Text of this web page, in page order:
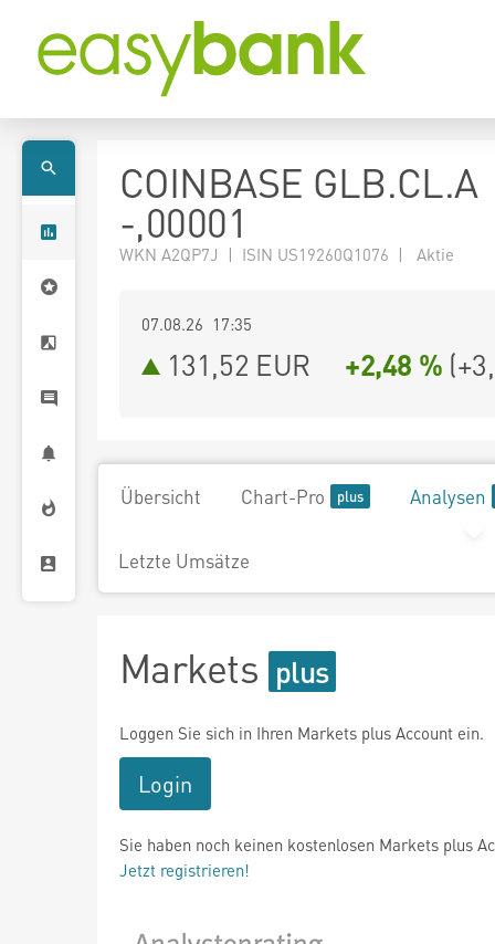
COINBASE GLB.CL.A
-,00001
WKN A2QP7J | ISIN US19260Q1076 | Aktie
07.08.26 17:35
131,52 EUR +2,48 % (
Übersicht Chart-Pro Analysen
Letzte Umsätze
Markets
Loggen Sie sich in Ihren Markets plus Account ein.
Login
Sie haben noch keinen kostenlosen Markets plus
Jetzt registrieren!